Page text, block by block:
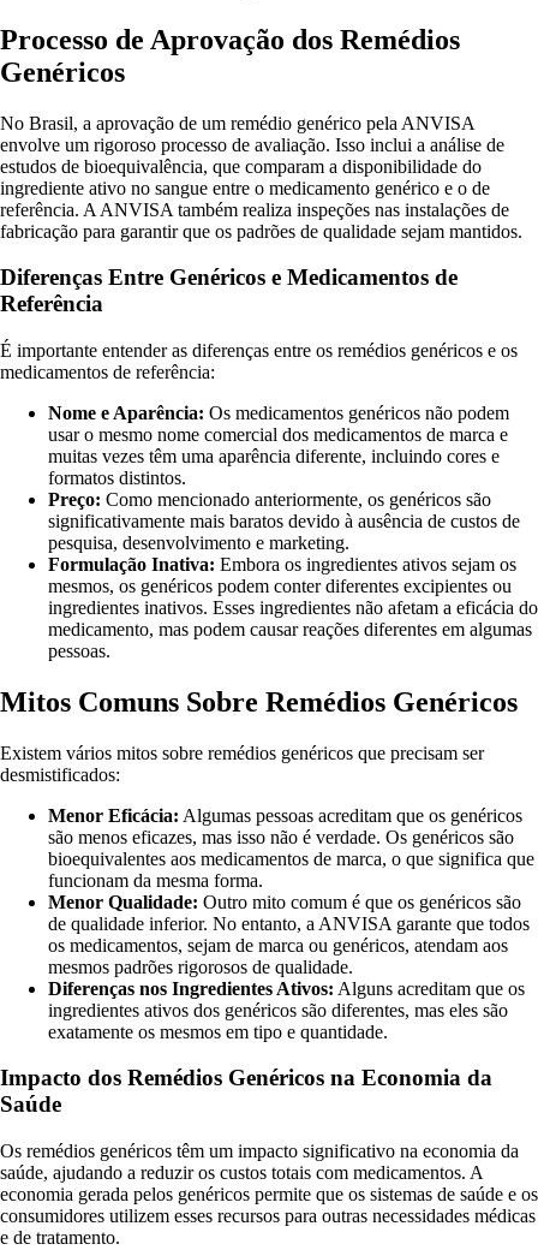
Processo de Aprovação dos Remédios
Genéricos
No Brasil, a aprovação de um remédio genérico pela ANVISA
envolve um rigoroso processo de avaliação. Isso inclui a análise de
estudos de bioequivalência, que comparam a disponibilidade do
ingrediente ativo no sangue entre o medicamento genérico e o de
referência. A ANVISA também realiza inspeções nas instalações de
fabricação para garantir que os padrões de qualidade sejam mantidos.
Diferenças Entre Genéricos e Medicamentos de
Referência
É importante entender as diferenças entre os remédios genéricos e os
medicamentos de referência:
Nome e Aparência: Os medicamentos genéricos não podem
usar o mesmo nome comercial dos medicamentos de marca e
muitas vezes têm uma aparência diferente, incluindo cores e
formatos distintos.
Preço: Como mencionado anteriormente, os genéricos são
significativamente mais baratos devido à ausência de custos de
pesquisa, desenvolvimento e marketing.
Formulação Inativa: Embora os ingredientes ativos sejam os
mesmos, os genéricos podem conter diferentes excipientes ou
ingredientes inativos. Esses ingredientes não afetam a eficácia do
medicamento, mas podem causar reações diferentes em algumas
pessoas.
Mitos Comuns Sobre Remédios Genéricos
Existem vários mitos sobre remédios genéricos que precisam ser
desmistificados:
Menor Eficácia: Algumas pessoas acreditam que os genéricos
são menos eficazes, mas isso não é verdade. Os genéricos são
bioequivalentes aos medicamentos de marca, o que significa que
funcionam da mesma forma.
Menor Qualidade: Outro mito comum é que os genéricos são
de qualidade inferior. No entanto, a ANVISA garante que todos
os medicamentos, sejam de marca ou genéricos, atendam aos
mesmos padrões rigorosos de qualidade.
Diferenças nos Ingredientes Ativos: Alguns acreditam que os
ingredientes ativos dos genéricos são diferentes, mas eles são
exatamente os mesmos em tipo e quantidade.
Impacto dos Remédios Genéricos na Economia da
Saúde
Os remédios genéricos têm um impacto significativo na economia da
saúde, ajudando a reduzir os custos totais com medicamentos. A
economia gerada pelos genéricos permite que os sistemas de saúde e os
consumidores utilizem esses recursos para outras necessidades médicas
e de tratamento.